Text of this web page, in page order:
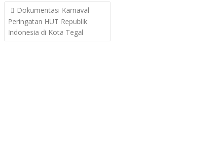
Post
navigation
Dokumentasi Karnaval
Peringatan HUT Republik
Indonesia di Kota Tegal